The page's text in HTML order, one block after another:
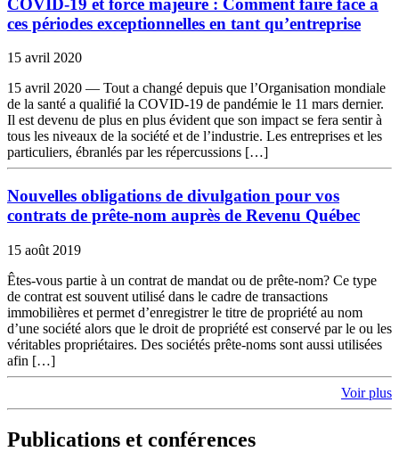
ces périodes exceptionnelles en tant qu’entreprise
15 avril 2020
15 avril 2020 — Tout a changé depuis que l’Organisation mondiale
de la santé a qualifié la COVID-19 de pandémie le 11 mars dernier.
Il est devenu de plus en plus évident que son impact se fera sentir à
tous les niveaux de la société et de l’industrie. Les entreprises et les
particuliers, ébranlés par les répercussions […]
Nouvelles obligations de divulgation pour vos
contrats de prête-nom auprès de Revenu Québec
15 août 2019
Êtes-vous partie à un contrat de mandat ou de prête-nom? Ce type
de contrat est souvent utilisé dans le cadre de transactions
immobilières et permet d’enregistrer le titre de propriété au nom
d’une société alors que le droit de propriété est conservé par le ou les
véritables propriétaires. Des sociétés prête-noms sont aussi utilisées
afin […]
Voir plus
Publications et conférences